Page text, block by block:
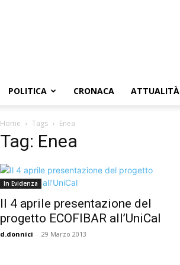
POLITICA CRONACA ATTUALITÀ
Home Tags Enea
Tag: Enea
In Evidenza
Il 4 aprile presentazione del
progetto ECOFIBAR all’UniCal
d.donnici - 29 Marzo 2013